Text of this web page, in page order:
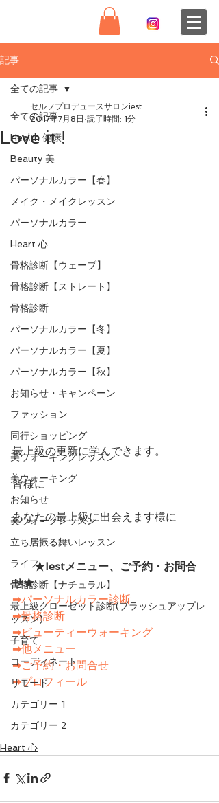
記事
全ての記事
Health 健康
Beauty 美
パーソナルカラー【春】
メイク・メイクレッスン
パーソナルカラー
Heart 心
骨格診断【ウェーブ】
骨格診断【ストレート】
骨格診断
パーソナルカラー【冬】
パーソナルカラー【夏】
パーソナルカラー【秋】
お知らせ・キャンペーン
ファッション
同行ショッピング
美ウォーキングレッスン
美ウォーキング
お知らせ
美ウォークレッスン
立ち居振る舞いレッスン
ライフ
骨格診断【ナチュラル】
最上級クローゼット診断(ブラッシュアップレ
ッスン)
子育て
コーディネート
リモード
カテゴリー 1
カテゴリー 2
全ての記事
Love it !
セルフプロデュースサロンiest
2017年7月8日 読了時間: 1分
最上級の更新に学んできます。
皆様に
あなたの最上級に出会えます様に
★Iestメニュー、ご予約・お問合
せ★
➡パーソナルカラー診断
➡骨格診断
➡ビューティーウォーキング
➡他メニュー
➡ご予約・お問合せ
➡プロフィール
Heart 心